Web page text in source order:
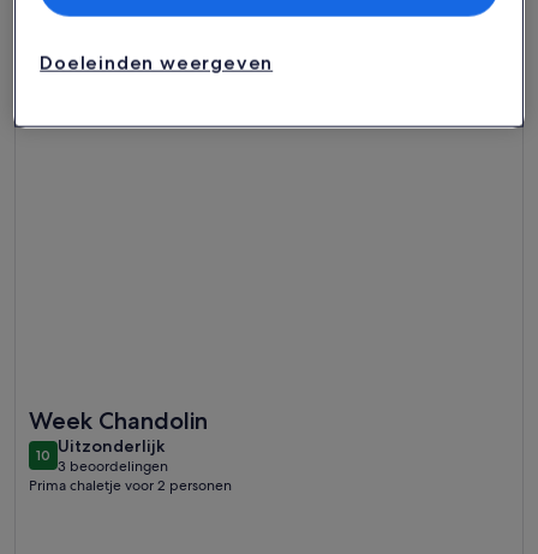
Week Chandolin
1010 op 10
Uitzonderlijk
uitzonderlijk
3 beoordelingen
(3
beoordelingen)
Prima chaletje voor 2 personen
Meer informatie over Chalet ça me Suffit, my little piece
Doeleinden weergeven